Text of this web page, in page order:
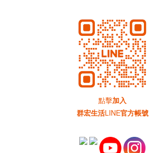
點擊加入
群宏生活LINE官方帳號